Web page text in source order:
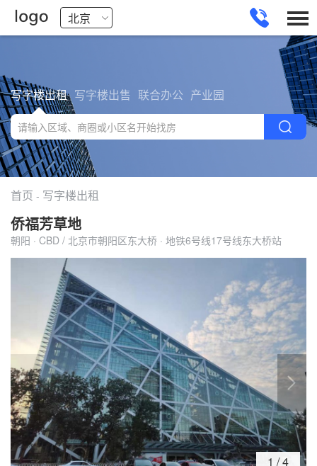
写字楼出租 写字楼出售 联合办公 产业园
首页 - 写字楼出租
侨福芳草地
朝阳 · CBD / 北京市朝阳区东大桥 · 地铁6号线17号线东大桥站
1 /4